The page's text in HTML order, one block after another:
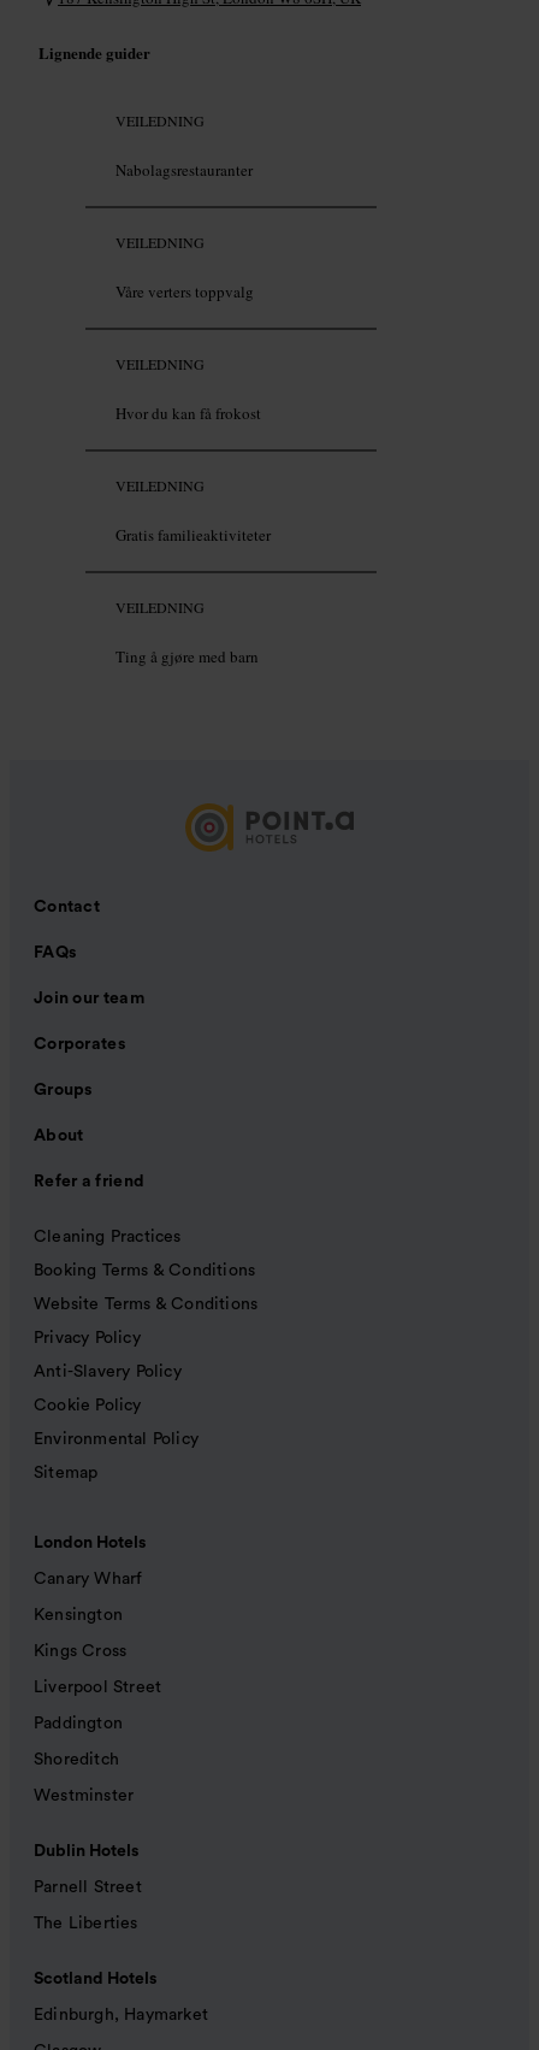
Lignende guider
VEILEDNING
Nabolagsrestauranter
VEILEDNING
Våre verters toppvalg
VEILEDNING
Hvor du kan få frokost
VEILEDNING
Gratis familieaktiviteter
VEILEDNING
Ting å gjøre med barn
Contact
FAQs
Join our team
Corporates
Groups
About
Refer a friend
Cleaning Practices
Booking Terms & Conditions
Website Terms & Conditions
Privacy Policy
Anti-Slavery Policy
Cookie Policy
Environmental Policy
Sitemap
London Hotels
Canary Wharf
Kensington
Kings Cross
Liverpool Street
Paddington
Shoreditch
Westminster
Dublin Hotels
Parnell Street
The Liberties
Scotland Hotels
Edinburgh, Haymarket